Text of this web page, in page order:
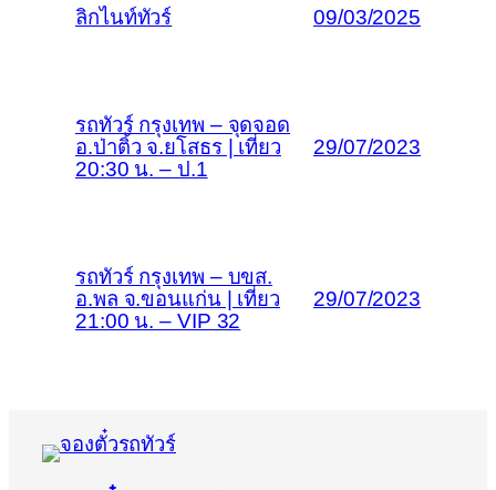
ลิกไนท์ทัวร์ 09/03/2025
รถทัวร์ กรุงเทพ – จุดจอด
อ.ป่าติ้ว จ.ยโสธร | เที่ยว
20:30 น. – ป.1
29/07/2023
รถทัวร์ กรุงเทพ – บขส.
อ.พล จ.ขอนแก่น | เที่ยว
21:00 น. – VIP 32
29/07/2023